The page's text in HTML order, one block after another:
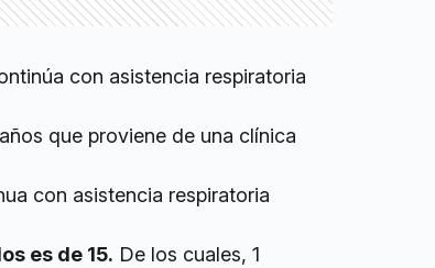
con asistencia respiratoria
que proviene de una clínica
con asistencia respiratoria
es de 15. De los cuales, 1